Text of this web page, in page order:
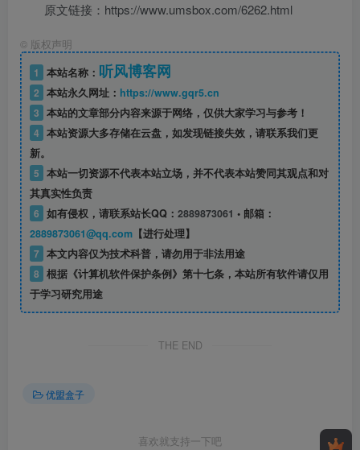
原文链接：https://www.umsbox.com/6262.html
© 版权声明
1
本站名称： 听风博客网
2 本站永久网址： https://www.gqr5.cn
3 本站的文章部分内容来源于网络，仅供大家学习与参考！
4 本站资源大多存储在云盘，如发现链接失效，请联系我们更
新。
5 本站一切资源不代表本站立场，并不代表本站赞同其观点和对
其真实性负责
6 如有侵权，请联系站长QQ： 2889873061 • 邮箱：
2889873061@qq.com【进行处理】
7 本文内容仅为技术科普，请勿用于非法用途
8 根据《计算机软件保护条例》第十七条，本站所有软件请仅用
于学习研究用途
THE END
优盟盒子
喜欢就支持一下吧